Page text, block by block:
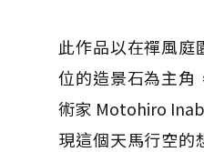
此作品以在禪風庭
位的造景石為主角
術家 Motohiro
現這個天馬行空的